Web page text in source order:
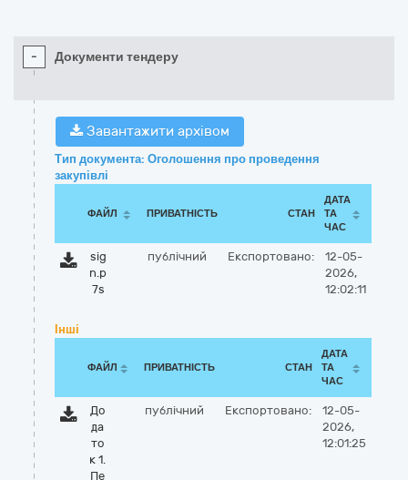
- Документи тендеру
Завантажити архівом
Тип документа: Оголошення про проведення
закупівлі
ФАЙЛ ПРИВАТНІСТЬ СТАН
ДАТА
ТА
ЧАС
sig
n.p
7s
публічний Експортовано:
12-05-
2026,
12:02:11
Інші
ФАЙЛ ПРИВАТНІСТЬ СТАН
ДАТА
ТА
ЧАС
До
да
то
к 1.
Пе
публічний Експортовано:
12-05-
2026,
12:01:25